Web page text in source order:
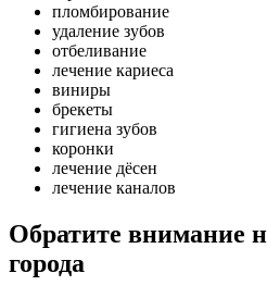
пломбирование
удаление зубов
отбеливание
лечение кариеса
виниры
брекеты
гигиена зубов
коронки
лечение дёсен
лечение каналов
Обратите внимание
города